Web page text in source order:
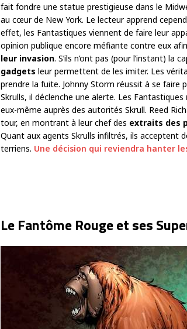
fait fondre une statue prestigieuse dans le
au cœur de New York. Le lecteur apprend
effet, les Fantastiques viennent de faire leur
opinion publique encore méfiante contre eux
leur invasion. S’ils n’ont pas (pour l’instant) la
gadgets leur permettent de les imiter. Les
prendre la fuite. Johnny Storm réussit à se faire
Skrulls, il déclenche une alerte. Les Fantastiques
eux-même auprès des autorités Skrull. Reed
tour, en montrant à leur chef des extraits des
Quant aux agents Skrulls infiltrés, ils acceptent
terriens. Une décision qui reviendra hanter
Le Fantôme Rouge et ses